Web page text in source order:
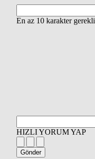
En az 10 karakter gerekli
HIZLI YORUM YAP
Gönder